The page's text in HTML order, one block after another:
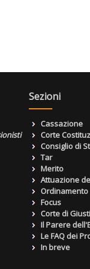
Sezioni
Cassazione
Corte
Consiglio di
Tar
Merito
Attuazione
Focus
Corte di
Il Parere
Le FAQ dei
In breve